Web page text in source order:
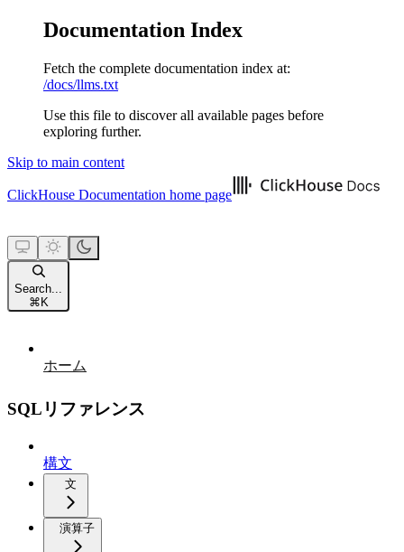
Documentation Index
Fetch the complete documentation index at:
/docs/llms.txt
Use this file to discover all available pages before
exploring further.
Skip to main content
ClickHouse Documentation home page
Search...
⌘ K
ホーム
SQLリファレンス
構文
文
演算子